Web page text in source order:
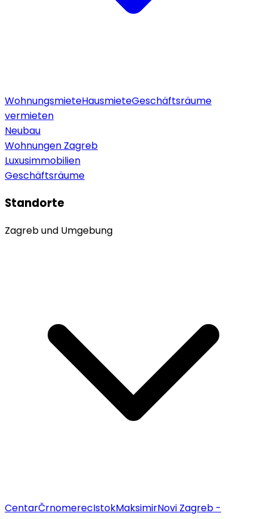
WohnungsmieteHausmieteGeschäftsräume
vermieten
Neubau
Wohnungen Zagreb
Luxusimmobilien
Geschäftsräume
Standorte
Zagreb und Umgebung
CentarČrnomerecIstokMaksimirNovi Zagreb -